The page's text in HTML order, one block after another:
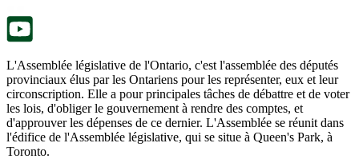
L'Assemblée législative de l'Ontario, c'est l'assemblée des députés
provinciaux élus par les Ontariens pour les représenter, eux et leur
circonscription. Elle a pour principales tâches de débattre et de voter
les lois, d'obliger le gouvernement à rendre des comptes, et
d'approuver les dépenses de ce dernier. L'Assemblée se réunit dans
l'édifice de l'Assemblée législative, qui se situe à Queen's Park, à
Toronto.